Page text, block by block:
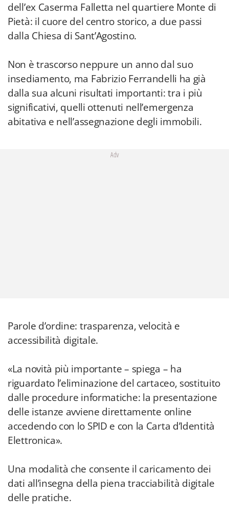
dell’ex Caserma Falletta nel quartiere Monte di
Pietà: il cuore del centro storico, a due passi
dalla Chiesa di Sant’Agostino.
Non è trascorso neppure un anno dal suo
insediamento, ma Fabrizio Ferrandelli ha già
dalla sua alcuni risultati importanti: tra i più
significativi, quelli ottenuti nell’emergenza
abitativa e nell’assegnazione degli immobili.
Adv
Parole d’ordine: trasparenza, velocità e
accessibilità digitale.
«La novità più importante – spiega – ha
riguardato l’eliminazione del cartaceo, sostituito
dalle procedure informatiche: la presentazione
delle istanze avviene direttamente online
accedendo con lo SPID e con la Carta d’Identità
Elettronica».
Una modalità che consente il caricamento dei
dati all’insegna della piena tracciabilità digitale
delle pratiche.